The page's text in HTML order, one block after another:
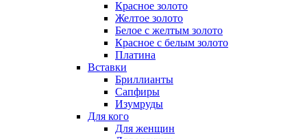
Красное золото
Желтое золото
Белое с желтым золото
Красное с белым золото
Платина
Вставки
Бриллианты
Сапфиры
Изумруды
Для кого
Для женщин